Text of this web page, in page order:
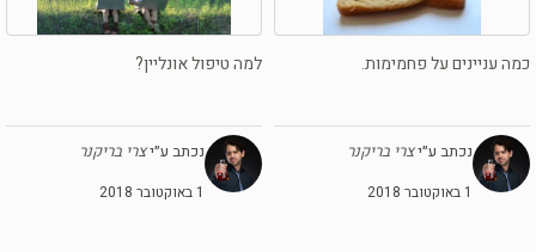
למה טיפול אונליין?
נכתב ע״יצרי בריקנר
1 באוקטובר 2018
כמה עניינים על פחמימות.
נכתב ע״יצרי בריקנר
1 באוקטובר 2018